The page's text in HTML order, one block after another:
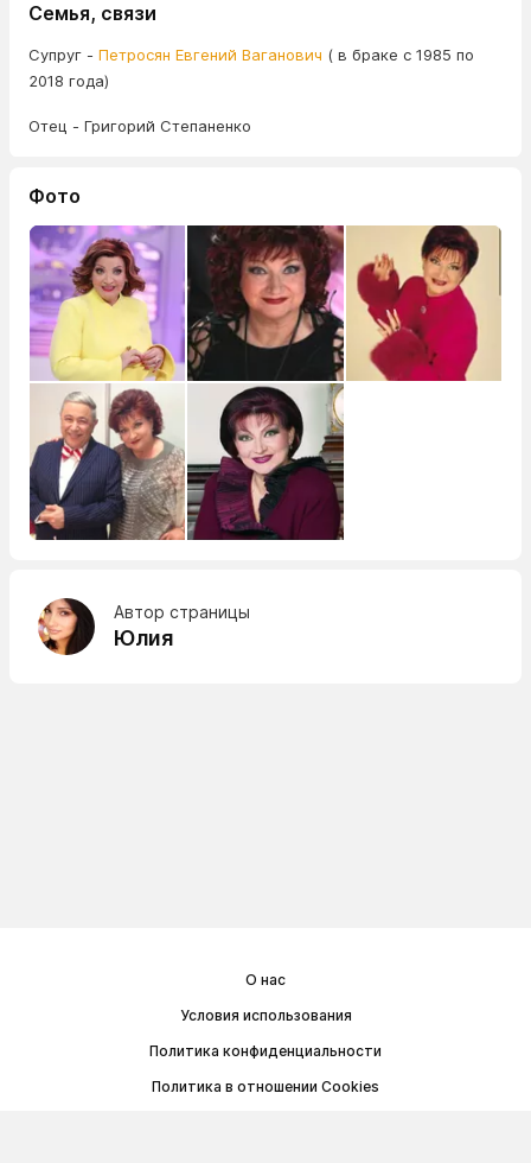
Семья, связи
Супруг - Петросян Евгений Ваганович ( в браке с 1985 по
2018 года)
Отец - Григорий Степаненко
Фото
Автор страницы
Юлия
О нас
Условия использования
Политика конфиденциальности
Политика в отношении Cookies